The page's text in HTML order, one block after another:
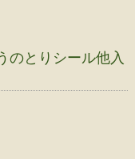
のとりシール他入